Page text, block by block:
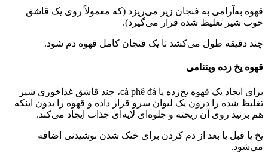
قهوه به‌آرامی به فنجان زیر می‌ریزد (که معمولاً روی یک قاشق
خوب شیر تغلیظ شده قرار می‌گیرد).
چند دقیقه طول می‌کشد تا یک فنجان کامل قهوه دم شود.
قهوه یخ زده ویتنامی
برای ایجاد یک قهوه یخ‌زده یا cà phê đá، چند قاشق غذاخوری شیر
تغلیظ شده را درون یک لیوان سرو قرار داده و قهوه را بدون اینکه
هم بزنید روی آن ریخته و جلوه‌ای لایه‌ای جذاب ایجاد می‌کند.
یخ یا قبل یا بعد از دم کردن برای خنک شدن نوشیدنی اضافه
می‌شود.